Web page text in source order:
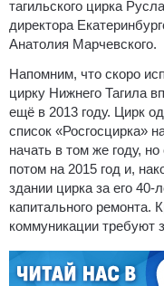
тагильского цирка
директора
Анатолия Марчевского.
Напомним, что скоро
цирку Нижнего Тагила
ещё в 2013 году. Цирк
список «Росгосцирка»
начать в том же году,
потом на 2015 год и,
здании цирка за его
капитального ремонта.
коммуникации требуют